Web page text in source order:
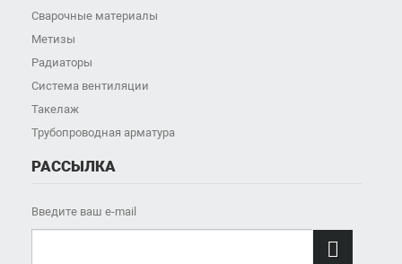
Сварочные материалы
Метизы
Радиаторы
Система вентиляции
Такелаж
Трубопроводная арматура
РАССЫЛКА
Введите ваш e-mail
